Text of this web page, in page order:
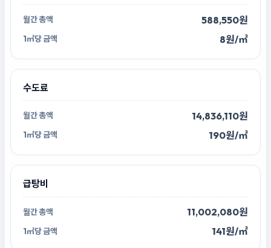
588,550원
8원/㎡
수도료
14,836,110원
190원/㎡
급탕비
11,002,080원
141원/㎡